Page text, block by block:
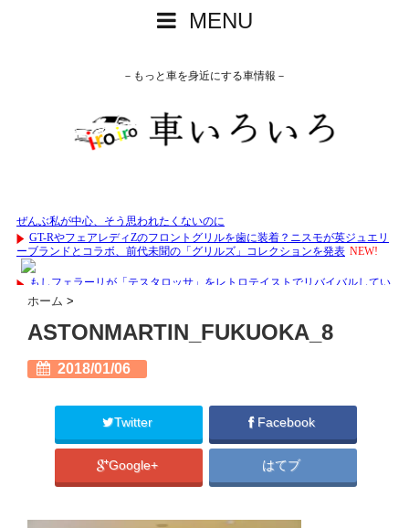
MENU
－もっと車を身近にする車情報－
ホーム >
ASTONMARTIN_FUKUOKA_8
2018/01/06
Twitter Facebook
Google+ はてブ